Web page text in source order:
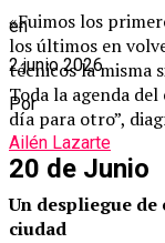
«Fuimos los
los últimos en
técnicos la misma
Toda la agenda
día para otro”,
20 de Junio
en
2 junio 2026
Por
Ailén Lazarte
Un despliegue de
ciudad